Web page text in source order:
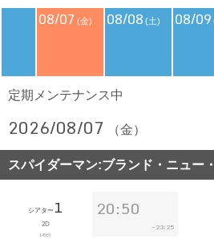
08/07 (金) 08/08 (土) 08/09
定期メンテナンス中
2026/08/07 （金）
スパイダーマン:ブランド・ニュー
シアター 1
2D
145分
20:50
~ 23:25